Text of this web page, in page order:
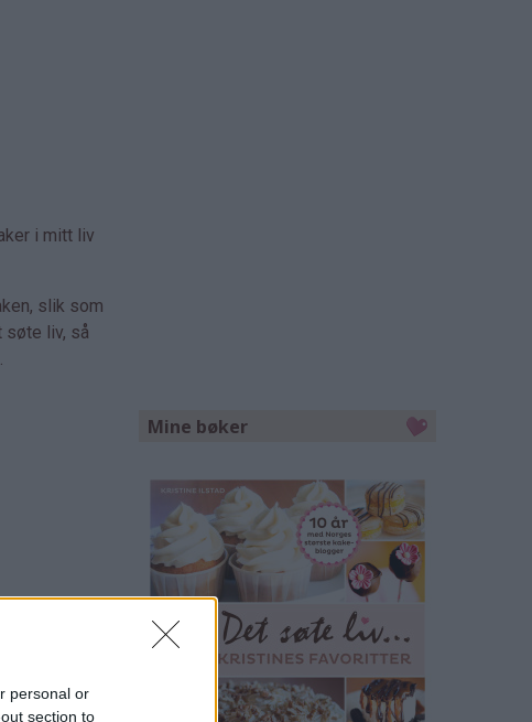
personal or
section to
i mitt liv
slik som
søte liv, så
Mine bøker